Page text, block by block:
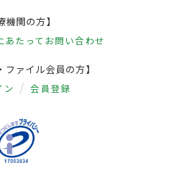
機関の方】
あたって お問い合わせ
ファイル会員の方】
ン 会員登録